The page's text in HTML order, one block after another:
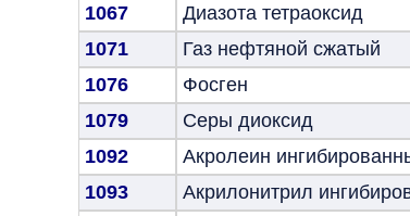
1067
Диазота тетраоксид
1071
Газ нефтяной сжатый
1076
Фосген
1079
Серы диоксид
1092
Акролеин
1093
Акрилонитрил